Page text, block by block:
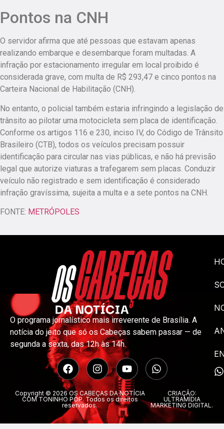
Pontos na CNH
O servidor afirma que até pessoas que estavam apenas
realizando embarque e desembarque foram multadas. A
infração por estacionamento irregular em local proibido é
considerada grave, com multa de R$ 293,47 e cinco pontos na
Carteira Nacional de Habilitação (CNH).
No entanto, o policial também estaria infringindo a legislação de
trânsito ao pilotar uma motocicleta sem placa de identificação.
Conforme os artigos 116 e 230, inciso IV, do Código de Trânsito
Brasileiro (CTB), todos os veículos precisam possuir
identificação para circular nas vias públicas, e não há previsão
legal que autorize viaturas a trafegarem sem placas. Conduzir
veículo não registrado e sem identificação é considerado
infração gravíssima, sujeita a multa e a sete pontos na CNH.
FONTE: METRÓPOLES
O programa jornalístico mais irreverente de Brasília. A
notícia do jeito que só os Cabeças sabem passar — de
segunda a sexta, das 12h às 14h.
Copyright © 2026 OS CABEÇAS DA NOTÍCIA
COM TONINHO POP. Todos os direitos
reservados.
CRIAÇÃO:
ULTRAMÍDIA
MARKETING DIGITAL.